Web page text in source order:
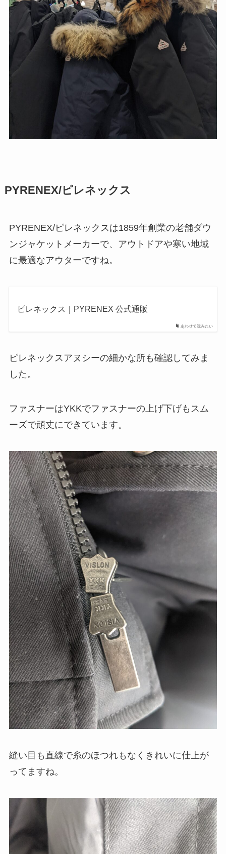
PYRENEX/ピレネックス
PYRENEX/ピレネックスは1859年創業の老舗ダウ
ンジャケットメーカーで、アウトドアや寒い地域
に最適なアウターですね。
あわせて読みたい
ピレネックス｜PYRENEX 公式通販
ピレネックスアヌシーの細かな所も確認してみま
した。
ファスナーはYKKでファスナーの上げ下げもスム
ーズで頑丈にできています。
縫い目も直線で糸のほつれもなくきれいに仕上が
ってますね。